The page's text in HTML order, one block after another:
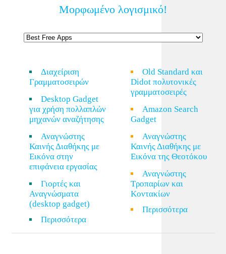
Μορφωμένο λογισμικό!
Διαχείριση
Γραμματοσειρών
Desktop Gadget
για χρήση πολλαπλών
μηχανών αναζήτησης
Αναγνώστης
Καινής Διαθήκης με
Εικόνα στην
επιφάνεια εργασίας
Γιορτές και
Αναγνώσματα
(desktop gadget)
Περισσότερα
Old Standard και
Didot πολυτονικές
γραμματοσειρές
Amazon Search
Gadget
Αναγνώστης
Καινής Διαθήκης με
Εικόνα της Θεοτόκου
Αναγνώστης
Τροπαρίων και
Κοντακίων
Περισσότερα